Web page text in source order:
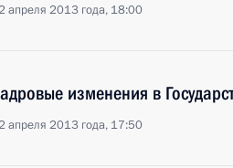
апреля 2013 года, 18:00
изменения в
апреля 2013 года, 17:50